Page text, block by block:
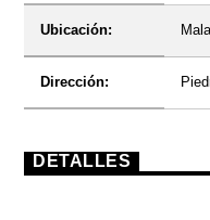
Ubicación:
Dirección:
DETALLES